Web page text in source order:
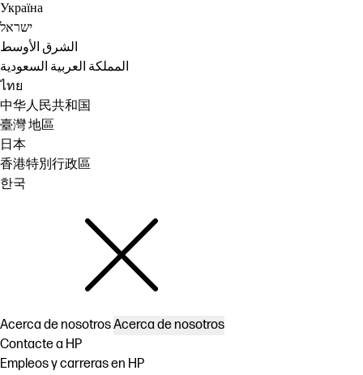
Україна
ישראל
الشرق الأوسط
المملكة العربية السعودية
ไทย
中华人民共和国
臺灣 地區
日本
香港特別行政區
한국
Acerca de nosotrosAcerca de nosotros
Contacte a HP
Empleos y carreras en HP